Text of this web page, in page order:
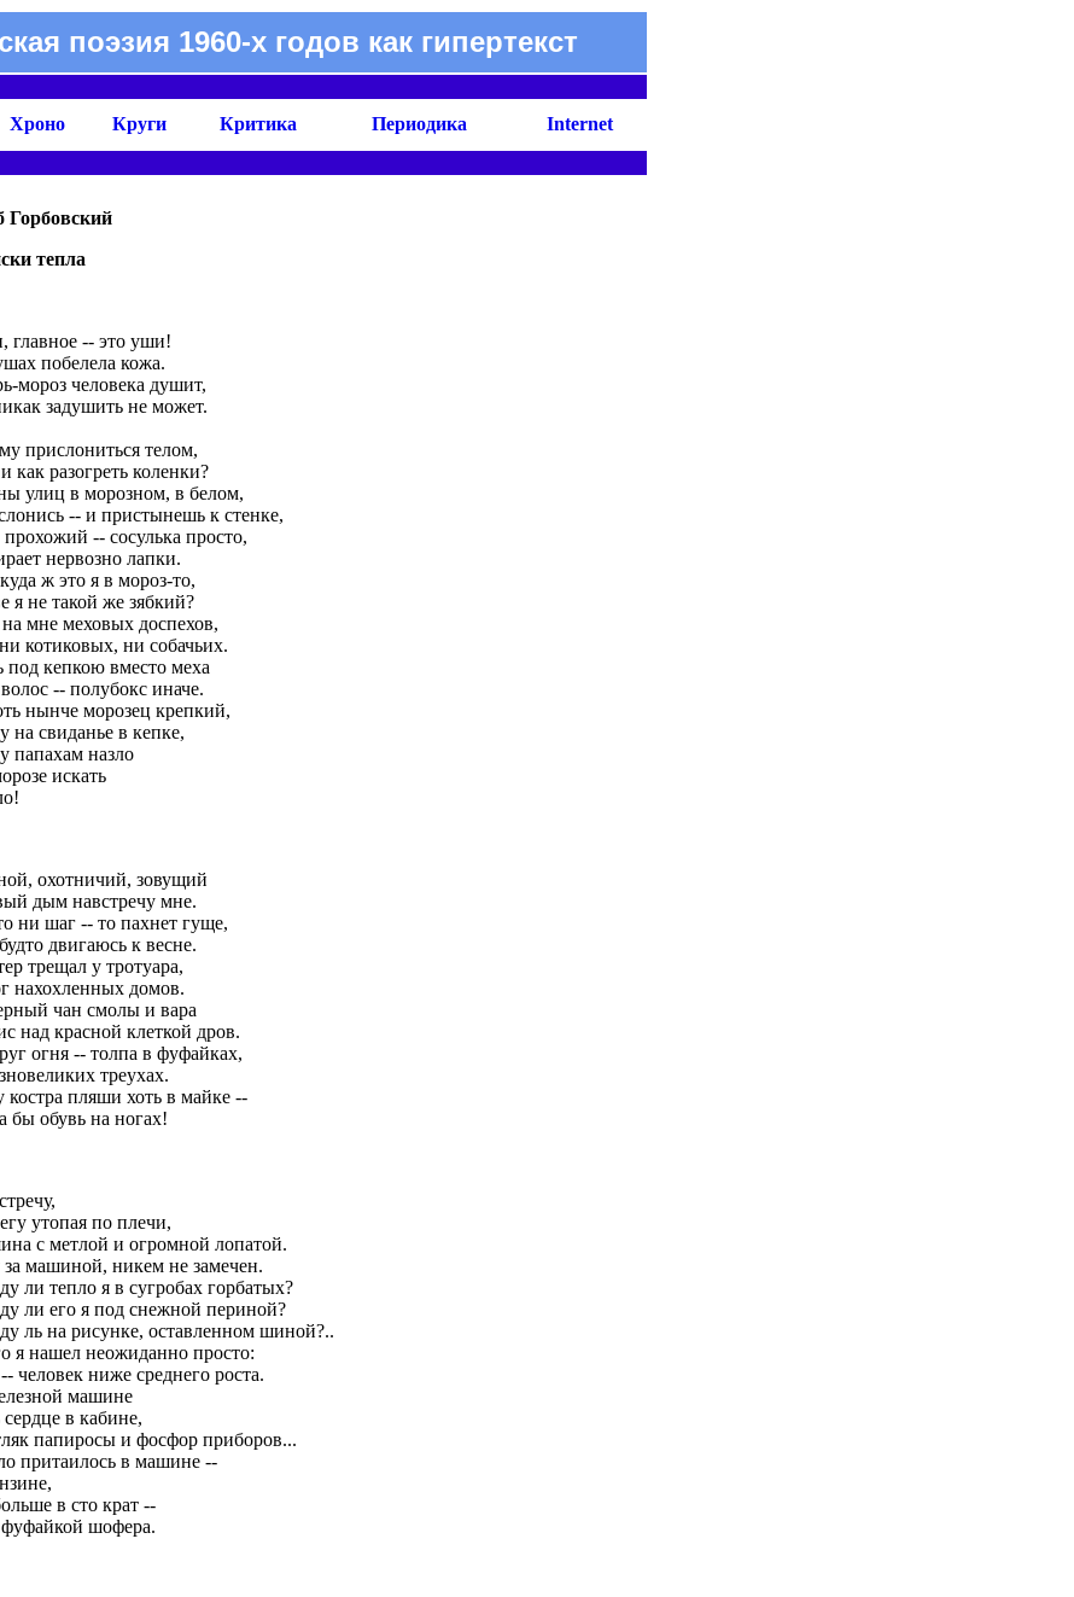
поэзия 1960-х годов как гипертекст
Хроно Круги Критика Периодика Internet
Горбовский
тепла
главное -- это уши!
побелела кожа.
мороз человека душит,
задушить не может.
прислониться телом,
как разогреть коленки?
улиц в морозном, в белом,
-- и пристынешь к стенке,
-- сосулька просто,
нервозно лапки.
ж это я в мороз-то,
я не такой же зябкий?
мне меховых доспехов,
котиковых, ни собачьих.
под кепкою вместо меха
-- полубокс иначе.
нынче морозец крепкий,
на свиданье в кепке,
папахам назло
искать
охотничий, зовущий
дым навстречу мне.
ни шаг -- то пахнет гуще,
двигаюсь к весне.
трещал у тротуара,
нахохленных домов.
чан смолы и вара
над красной клеткой дров.
огня -- толпа в фуфайках,
треухах.
костра пляши хоть в майке --
бы обувь на ногах!
утопая по плечи,
с метлой и огромной лопатой.
машиной, никем не замечен.
ли тепло я в сугробах горбатых?
ли его я под снежной периной?
ль на рисунке, оставленном шиной?..
я нашел неожиданно просто:
человек ниже среднего роста.
машине
сердце в кабине,
папиросы и фосфор приборов...
притаилось в машине --
в сто крат --
шофера.